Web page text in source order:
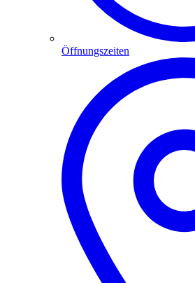
Öffnungszeiten